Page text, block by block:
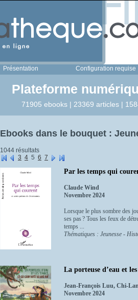
Présentation Configuration requise
Plateforme
71905 ebooks | 23369 articles |
Ebooks dans le bouquet :
1044 résultats
3 4 5 6 7
Par les temps qui
Claude Wind
Novembre 2024
Lorsque le plus sombre des
ses pas ? Tous les feux de
temps ...
Thématiques : Jeunesse -
La porteuse d’eau et
Jean-François Luu, Chi-
Novembre 2024